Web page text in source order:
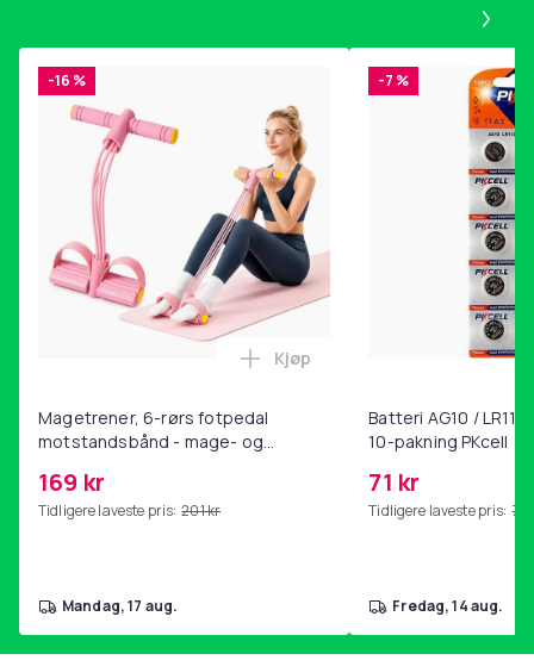
-16 %
Magetrener, 6-rørs fotpedal
motstandsbånd - mage- og
hjemmegymnastikk Pink
169 kr
Tidligere laveste pris: 201 kr
Legg Magetrener, 6-rørs
Kjøp
mandag, 17 aug.
-7 %
Batteri AG10 /
10-pakning PKcell
71 kr
Tidligere laveste pris: 76
fredag, 14 aug.